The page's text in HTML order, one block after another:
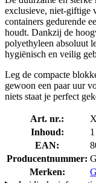
exclusieve, niet-giftige
containers gedurende
houdt. Dankzij de
polyethyleen absoluut
hygiënisch en veilig
Leg de compacte
gewoon een paar uur
niets staat je perfect
Art. nr.:
Inhoud:
EAN:
Producentnummer:
Merken: